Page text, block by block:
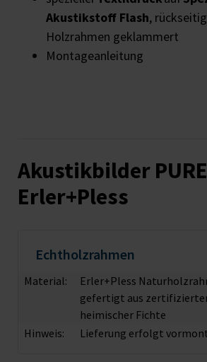
Akustikstoff Flash,
Holzrahmen geklammert
Montageanleitung
Akustikbilder
Erler+Pless
Echtholzrahmen
Material:
Erler+Pless
gefertigt aus
heimischer Fichte
Hinweis:
Lieferung erfolgt